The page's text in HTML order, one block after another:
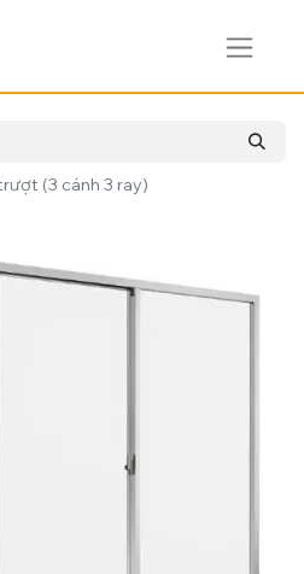
(3 cánh 3 ray)